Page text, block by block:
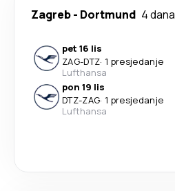
Zagreb- Dortmund 4 dana
pet 16 lis
ZAG-DTZ· 1 presjedanje
Lufthansa
pon 19 lis
DTZ-ZAG· 1 presjedanje
Lufthansa